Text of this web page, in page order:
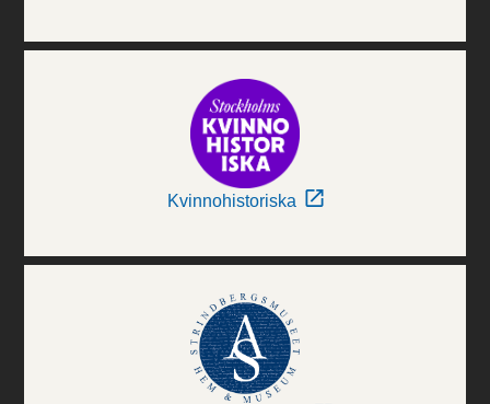
Kvinnohistoriska